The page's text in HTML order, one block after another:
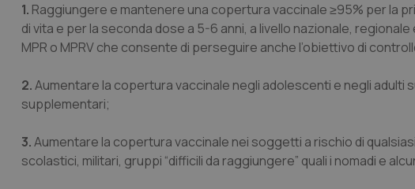
1. Raggiungere e mantenere una copertura vaccinale ≥95% per la
di vita e per la seconda dose a 5-6 anni, a livello nazionale,
MPR o MPRV che consente di perseguire anche l’obiettivo di
2.Aumentare la copertura vaccinale negli adolescenti e negli
supplementari;
3.Aumentare la copertura vaccinale nei soggetti a rischio di
scolastici, militari, gruppi “difficili da raggiungere” quali i nomadi e